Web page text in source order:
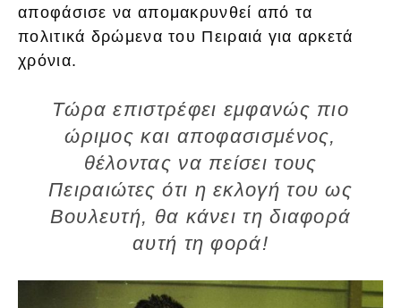
αποφάσισε να απομακρυνθεί από τα
πολιτικά δρώμενα του Πειραιά για αρκετά
χρόνια.
Τώρα επιστρέφει εμφανώς πιο
ώριμος και αποφασισμένος,
θέλοντας να πείσει τους
Πειραιώτες ότι η εκλογή του ως
Βουλευτή, θα κάνει τη διαφορά
αυτή τη φορά!